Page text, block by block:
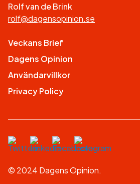
Rolf van de Brink
rolf@dagensopinion.se
Veckans Brief
Dagens Opinion
Användarvillkor
Privacy Policy
© 2024 Dagens Opinion.